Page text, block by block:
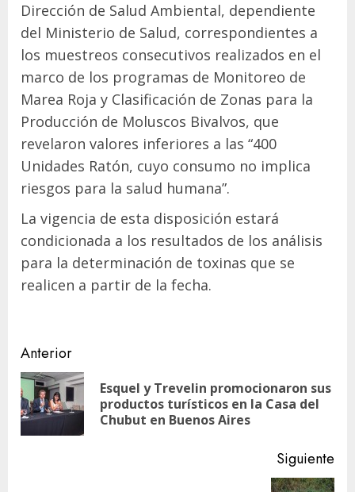
Dirección de Salud Ambiental, dependiente
del Ministerio de Salud, correspondientes a
los muestreos consecutivos realizados en el
marco de los programas de Monitoreo de
Marea Roja y Clasificación de Zonas para la
Producción de Moluscos Bivalvos, que
revelaron valores inferiores a las “400
Unidades Ratón, cuyo consumo no implica
riesgos para la salud humana”.
La vigencia de esta disposición estará
condicionada a los resultados de los análisis
para la determinación de toxinas que se
realicen a partir de la fecha.
Navegación
de
entradas
Anterior
Esquel y Trevelin promocionaron sus
productos turísticos en la Casa del
Chubut en Buenos Aires
Siguiente